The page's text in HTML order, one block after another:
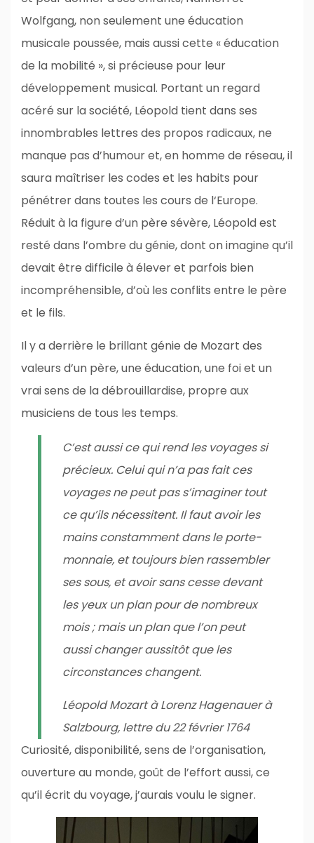
Wolfgang, non seulement une éducation
musicale poussée, mais aussi cette « éducation
de la mobilité », si précieuse pour leur
développement musical. Portant un regard
acéré sur la société, Léopold tient dans ses
innombrables lettres des propos radicaux, ne
manque pas d’humour et, en homme de réseau, il
saura maîtriser les codes et les habits pour
pénétrer dans toutes les cours de l‘Europe.
Réduit à la figure d’un père sévère, Léopold est
resté dans l’ombre du génie, dont on imagine qu’il
devait être difficile à élever et parfois bien
incompréhensible, d’où les conflits entre le père
et le fils.
Il y a derrière le brillant génie de Mozart des
valeurs d’un père, une éducation, une foi et un
vrai sens de la débrouillardise, propre aux
musiciens de tous les temps.
C’est aussi ce qui rend les voyages si
précieux. Celui qui n’a pas fait ces
voyages ne peut pas s’imaginer tout
ce qu’ils nécessitent. Il faut avoir les
mains constamment dans le porte-
monnaie, et toujours bien rassembler
ses sous, et avoir sans cesse devant
les yeux un plan pour de nombreux
mois ; mais un plan que l’on peut
aussi changer aussitôt que les
circonstances changent.
Léopold Mozart à Lorenz Hagenauer à
Salzbourg, lettre du 22 février 1764
Curiosité, disponibilité, sens de l’organisation,
ouverture au monde, goût de l’effort aussi, ce
qu’il écrit du voyage, j’aurais voulu le signer.